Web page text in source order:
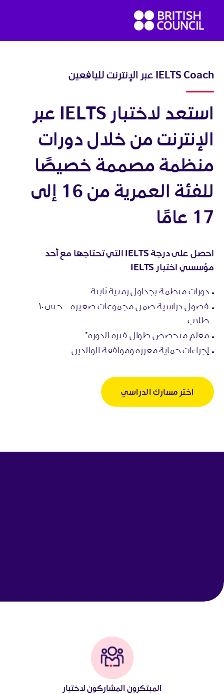
British
Council
IELTS Coach عبر الإنترنت لليافعين
استعد لاختبار IELTS عبر
الإنترنت من خلال دورات
منظمة مصممة خصيصًا
للفئة العمرية من 16 إلى
17 عامًا
احصل على درجة IELTS التي تحتاجها مع أحد
مؤسسي اختبار IELTS
دورات منظمة بجداول زمنية ثابتة
فصول دراسية ضمن مجموعات صغيرة – حتى ١٠
طلاب
معلم متخصص طوال فترة الدورة*
إجراءات حماية معززة وموافقة الوالدين
اختر مسارك الدراسي
المبتكرون المشاركون لاختبار